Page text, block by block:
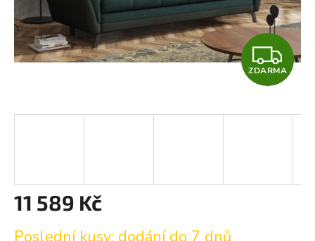
Z
D
A
ZDARMA
11 589 Kč
Poslední kusy: dodání do 7 dnů